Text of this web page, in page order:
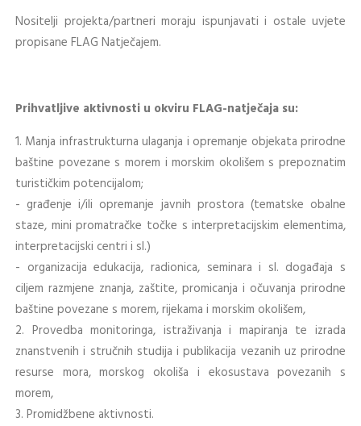
Nositelji projekta/partneri moraju ispunjavati i ostale uvjete
propisane FLAG Natječajem.
Prihvatljive aktivnosti u okviru FLAG-natječaja su:
1. Manja infrastrukturna ulaganja i opremanje objekata prirodne
baštine povezane s morem i morskim okolišem s prepoznatim
turističkim potencijalom;
- građenje i/ili opremanje javnih prostora (tematske obalne
staze, mini promatračke točke s interpretacijskim elementima,
interpretacijski centri i sl.)
- organizacija edukacija, radionica, seminara i sl. događaja s
ciljem razmjene znanja, zaštite, promicanja i očuvanja prirodne
baštine povezane s morem, rijekama i morskim okolišem,
2. Provedba monitoringa, istraživanja i mapiranja te izrada
znanstvenih i stručnih studija i publikacija vezanih uz prirodne
resurse mora, morskog okoliša i ekosustava povezanih s
morem,
3. Promidžbene aktivnosti.